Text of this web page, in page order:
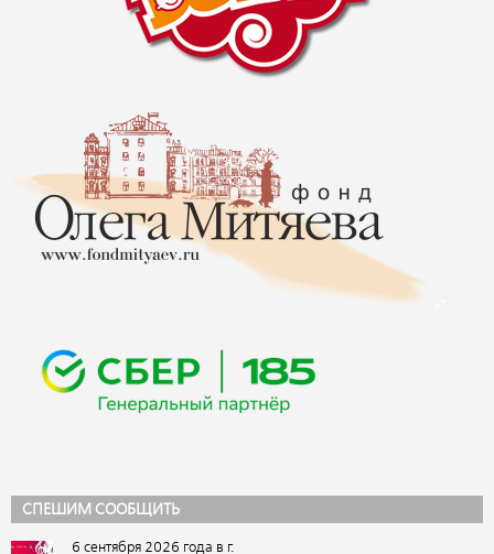
СПЕШИМ СООБЩИТЬ
6 сентября 2026 года в г.